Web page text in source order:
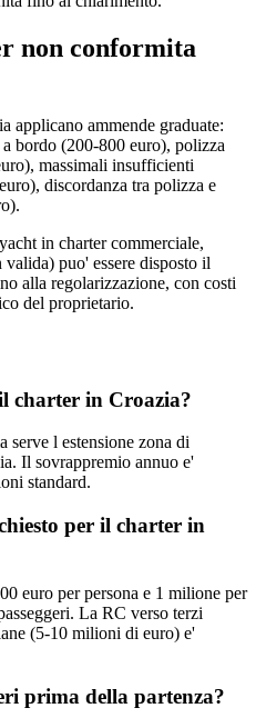
non conformita
applicano ammende graduate:
bordo (200-800 euro), polizza
massimali insufficienti
discordanza tra polizza e
in charter commerciale,
puo' essere disposto il
alla regolarizzazione, con costi
del proprietario.
charter in Croazia?
serve l estensione zona di
Il sovrappremio annuo e'
standard.
per il charter in
euro per persona e 1 milione per
La RC verso terzi
(5-10 milioni di euro) e'
prima della partenza?